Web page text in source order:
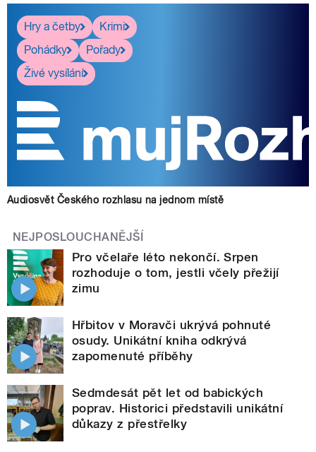
Hry a četby
Krimi
Pohádky
Pořady
Živé vysílání
Audiosvět Českého rozhlasu na jednom místě
NEJPOSLOUCHANĚJŠÍ
Pro včelaře léto nekončí. Srpen
rozhoduje o tom, jestli včely přežijí
zimu
Hřbitov v Moravči ukrývá pohnuté
osudy. Unikátní kniha odkrývá
zapomenuté příběhy
Sedmdesát pět let od babických
poprav. Historici představili unikátní
důkazy z přestřelky